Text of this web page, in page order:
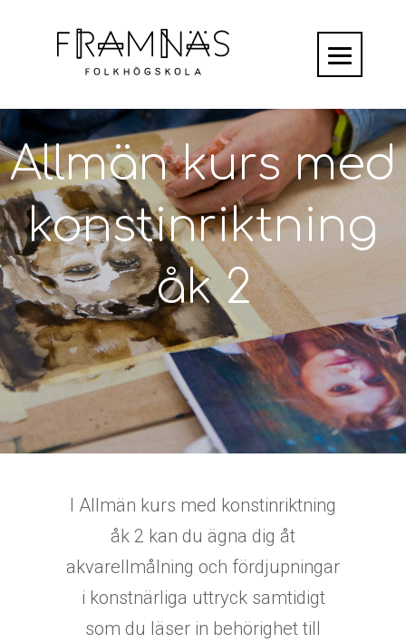
Allmän kurs med
konstinriktning
åk 2
I Allmän kurs med konstinriktning
åk 2 kan du ägna dig åt
akvarellmålning och fördjupningar
i konstnärliga uttryck samtidigt
som du läser in behörighet till